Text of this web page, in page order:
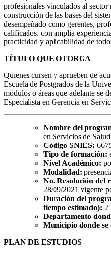
profesionales vinculados al
construcción de las bases del
desempeñado como gerentes,
calificados, con amplia
practicidad y aplicabilidad de
TÍTULO QUE OTORGA
Quienes cursen y aprueben de
Escuela de Postgrados de la
módulos o áreas que adelante se
Especialista en Gerencia en
Nombre del
en Servicios de Salud
Código SNIES:
Tipo de formación:
Nivel Académico:
Modalidad:
No. Resolución del
28/09/2021 vigente
Duración del
tiempo estimado):
Departamento
Municipio donde se
PLAN DE ESTUDIOS